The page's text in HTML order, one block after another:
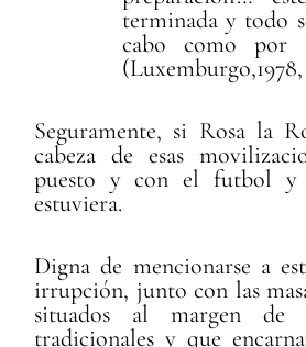
terminada y todo
cabo como por
(Luxemburgo,1978,
Seguramente, si Rosa la
cabeza de esas
puesto y con el futbol y
estuviera.
Digna de mencionarse a
irrupción, junto con las
situados al margen de
tradicionales y que